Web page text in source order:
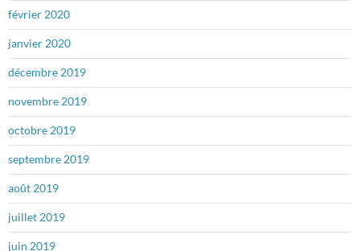
février 2020
janvier 2020
décembre 2019
novembre 2019
octobre 2019
septembre 2019
août 2019
juillet 2019
juin 2019